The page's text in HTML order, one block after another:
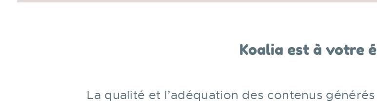
Koalia est à votre
La qualité et l’adéquation des contenus